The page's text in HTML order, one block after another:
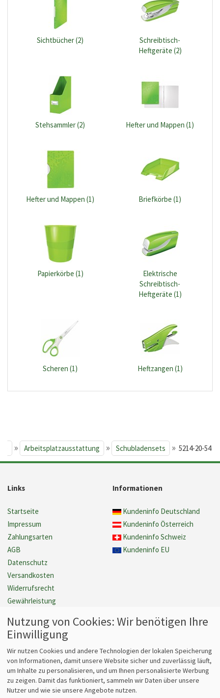
Sichtbücher (2)
Schreibtisch-
Heftgeräte (2)
Stehsammler (2) Hefter und Mappen (1)
Hefter und Mappen (1) Briefkörbe (1)
Papierkörbe (1)
Elektrische
Schreibtisch-
Heftgeräte (1)
Scheren (1) Heftzangen (1)
» Arbeitsplatzausstattung » Schubladensets » 5214-20-54
Links
Startseite
Impressum
Zahlungsarten
AGB
Datenschutz
Versandkosten
Widerrufsrecht
Gewährleistung
Cookie Einstellungen verwalten
Vertrag widerrufen
Informationen
Kundeninfo Deutschland
Kundeninfo Österreich
Kundeninfo Schweiz
Kundeninfo EU
Fragen
Kontaktformular
Kontakt
bits&paper GmbH
Nutzung von Cookies: Wir benötigen Ihre
Einwilligung
Wir nutzen Cookies und andere Technologien der lokalen Speicherung
von Informationen, damit unsere Website sicher und zuverlässig läuft,
um Inhalte zu personalisieren, und um Ihnen personalisierte Werbung
zu zeigen. Damit das funktioniert, sammeln wir Daten über unsere
Nutzer und wie sie unsere Angebote nutzen.